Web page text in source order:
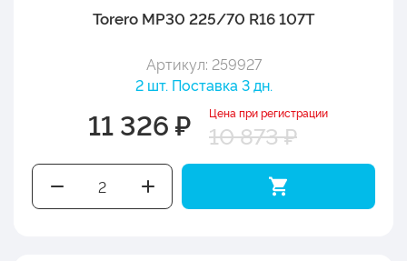
Torero MP30 225/70 R16 107T
Артикул: 259927
2 шт. Поставка 3 дн.
11 326 ₽ Цена при регистрации
10 873 ₽